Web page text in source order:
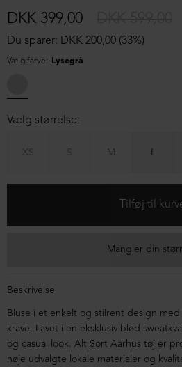
Du sparer: DKK 200,00 (33%)
DKK 399,00
Vælg farve: Lysegrå
Vælg størrelse:
XS S M L
Mangler din
Beskrivelse
Bluse i et enkelt og stilrent design
krave. Lavet i en eksklusiv blød
og casual look. Alt Sort Aarhus tøj er
nøje udvalgte lokale materialer og